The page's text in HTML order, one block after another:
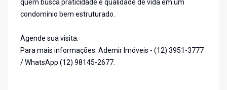
quem busca praticidade e qualidade de vida em um
condomínio bem estruturado.
Agende sua visita.
Para mais informações: Ademir Imóveis - (12) 3951-3777
/ WhatsApp (12) 98145-2677.